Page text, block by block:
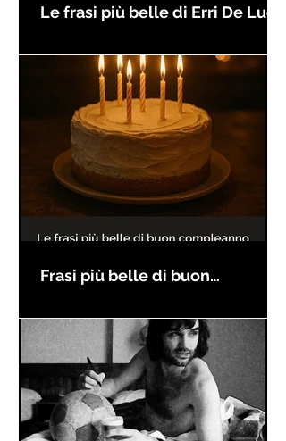
Le frasi più belle di Erri De Luca
Frasi più belle di buon